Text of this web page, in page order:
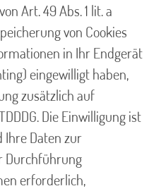
Art. 49 Abs. 1 lit. a
von Cookies
in Ihr Endgerät
eingewilligt haben,
zusätzlich auf
Die Einwilligung ist
Ihre Daten zur
Durchführung
erforderlich,